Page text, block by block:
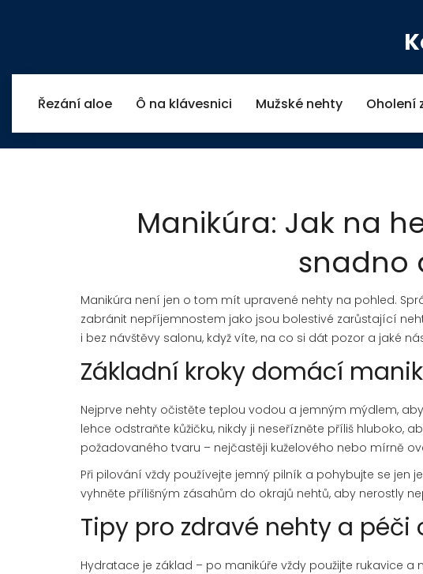
Řezání aloe Ô na klávesnici Mužské nehty Oholení
Manikúra: Jak na
snadno
Manikúra není jen o tom mít upravené nehty na pohled.
zabránit nepříjemnostem jako jsou bolestivé zarůstající
i bez návštěvy salonu, když víte, na co si dát pozor a jaké
Základní kroky domácí
Nejprve nehty očistěte teplou vodou a jemným mýdlem,
lehce odstraňte kůžičku, nikdy ji neseřízněte příliš hluboko,
požadovaného tvaru – nejčastěji kuželového nebo mírně
Při pilování vždy používejte jemný pilník a pohybujte se jen
vyhněte přílišným zásahům do okrajů nehtů, aby nerostly
Tipy pro zdravé nehty a péči
Hydratace je základ – po manikúře vždy použijte rukavice